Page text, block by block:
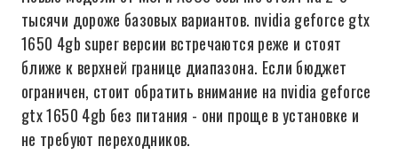
тысячи дороже базовых вариантов. nvidia geforce gtx
1650 4gb super версии встречаются реже и стоят
ближе к верхней границе диапазона. Если бюджет
ограничен, стоит обратить внимание на nvidia geforce
gtx 1650 4gb без питания - они проще в установке и
не требуют переходников.